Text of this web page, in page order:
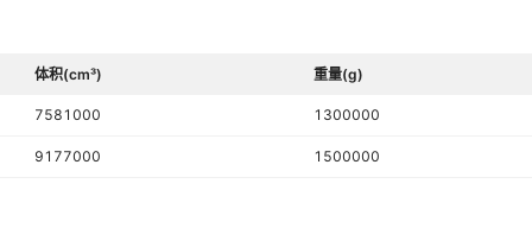
体积(cm³) 重量(g)
7581000 1300000
9177000 1500000